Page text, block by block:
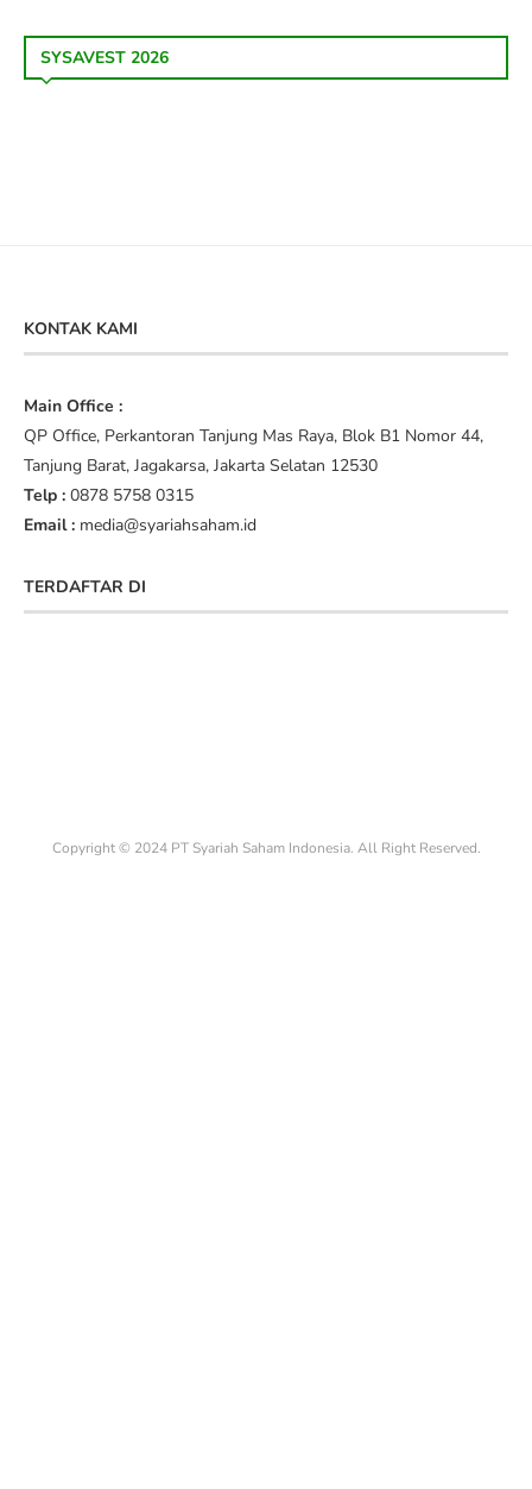
SYSAVEST 2026
KONTAK KAMI
Main Office :
QP Office, Perkantoran Tanjung Mas Raya, Blok B1 Nomor 44,
Tanjung Barat, Jagakarsa, Jakarta Selatan 12530
Telp : 0878 5758 0315
Email : media@syariahsaham.id
TERDAFTAR DI
Copyright © 2024 PT Syariah Saham Indonesia. All Right Reserved.